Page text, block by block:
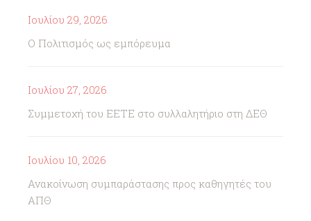
Ιουλίου 29, 2026
Ο Πολιτισμός ως εμπόρευμα
Ιουλίου 27, 2026
Συμμετοχή του ΕΕΤΕ στο συλλαλητήριο στη ΔΕΘ
Ιουλίου 10, 2026
Ανακοίνωση συμπαράστασης προς καθηγητές του
ΑΠΘ